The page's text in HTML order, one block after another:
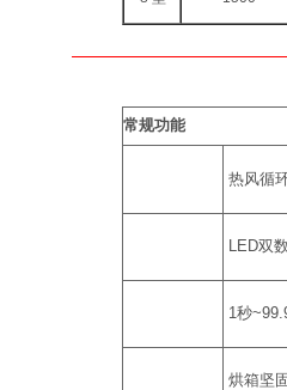
常规功能
热风循
LED双
1秒
烘箱坚